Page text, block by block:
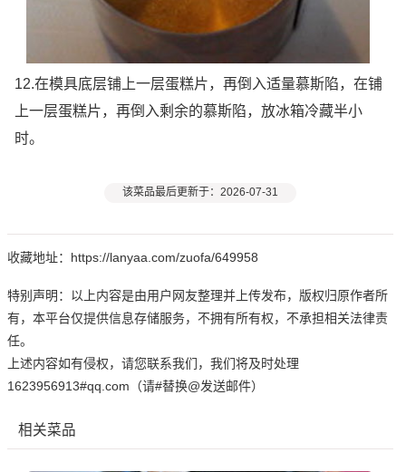
12.在模具底层铺上一层蛋糕片，再倒入适量慕斯陷，在铺
上一层蛋糕片，再倒入剩余的慕斯陷，放冰箱冷藏半小
时。
该菜品最后更新于：2026-07-31
收藏地址：https://lanyaa.com/zuofa/649958
特别声明：以上内容是由用户网友整理并上传发布，版权归原作者所
有，本平台仅提供信息存储服务，不拥有所有权，不承担相关法律责
任。
上述内容如有侵权，请您联系我们，我们将及时处理
1623956913#qq.com（请#替换@发送邮件）
相关菜品